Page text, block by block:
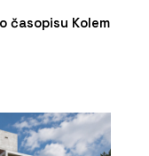
časopisu Kolem